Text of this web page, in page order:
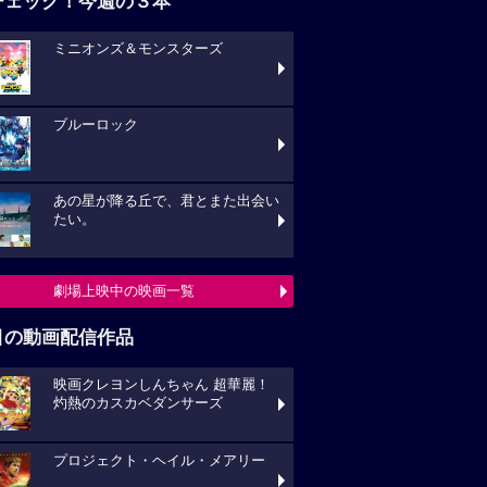
ミニオンズ＆モンスターズ
ブルーロック
あの星が降る丘で、君とまた出会い
たい。
劇場上映中の映画一覧
の動画配信作品
映画クレヨンしんちゃん 超華麗！
灼熱のカスカベダンサーズ
プロジェクト・ヘイル・メアリー